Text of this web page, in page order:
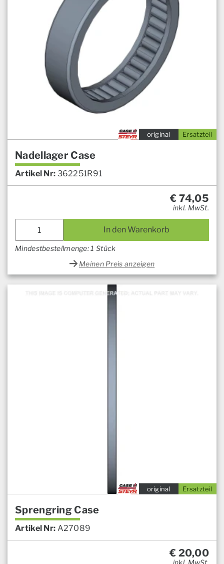
Ersatzteil
original
Nadellager Case
Artikel Nr: 362251R91
€ 74,05
inkl. MwSt.
In den Warenkorb
Mindestbestellmenge: 1 Stück
Meinen Preis anzeigen
Ersatzteil
original
Sprengring Case
Artikel Nr: A27089
€ 20,00